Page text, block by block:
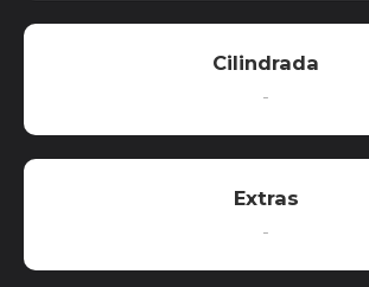
Cilindrada
-
Extras
-